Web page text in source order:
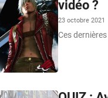
vidéo ?
23 octobre 2021
Ces